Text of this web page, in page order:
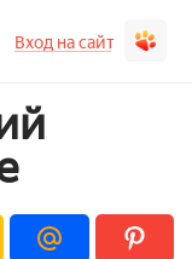
Вход на сайт